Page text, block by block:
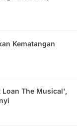
Kematangan
The Musical',